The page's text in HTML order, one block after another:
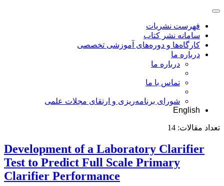
فهرست نشریات
سامانه نشر کتاب
کارگاه‌ها و دوره‌های آموزشی تخصصی
درباره ما
درباره ما
تماس با ما
شورای برنامه‌ریزی و ارتقای مجلات علمی
English
تعداد مقالات: 14
Development of a Laboratory Clarifier
Test to Predict Full Scale Primary
Clarifier Performance